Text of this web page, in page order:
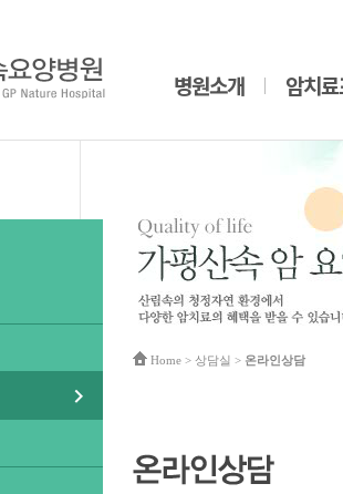
병원소개 암치
Home > 상담실 > 온라인상담